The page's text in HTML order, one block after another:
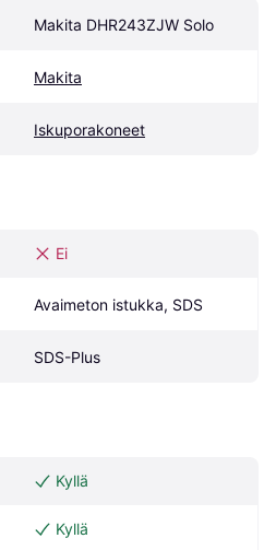
Makita DHR243ZJW Solo
Makita
Iskuporakoneet
Ei
Avaimeton istukka, SDS
SDS-Plus
Kyllä
Kyllä